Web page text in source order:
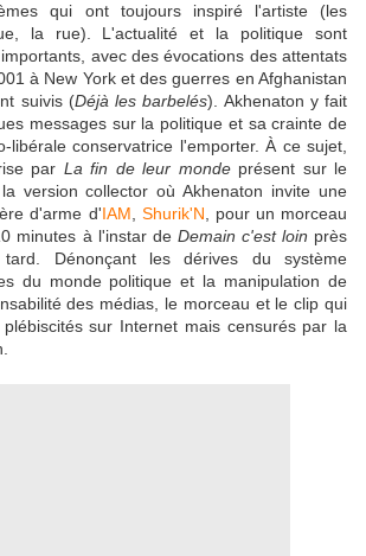
qui ont toujours inspiré l'artiste (les
la rue). L'actualité et la politique sont
avec des évocations des attentats
à New York et des guerres en Afghanistan
suivis (Déjà les barbelés). Akhenaton y fait
messages sur la politique et sa crainte de
libérale conservatrice l'emporter. À ce sujet,
par La fin de leur mondeprésent sur le
version collector où Akhenaton invite une
d'arme d'IAM Shurik'N , pour un morceau
minutes à l'instar de Demain c'est loin près
Dénonçant les dérives du système
du monde politique et la manipulation de
des médias, le morceau et le clip qui
sur Internet mais censurés par la